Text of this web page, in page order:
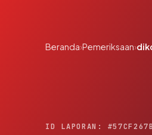
Beranda›Pemeriksaan›
ID LAPORAN: #57CF267B